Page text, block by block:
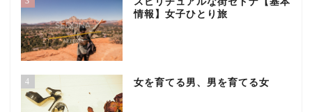
情報】女子ひとり旅
4 女を育てる男、男を育てる女